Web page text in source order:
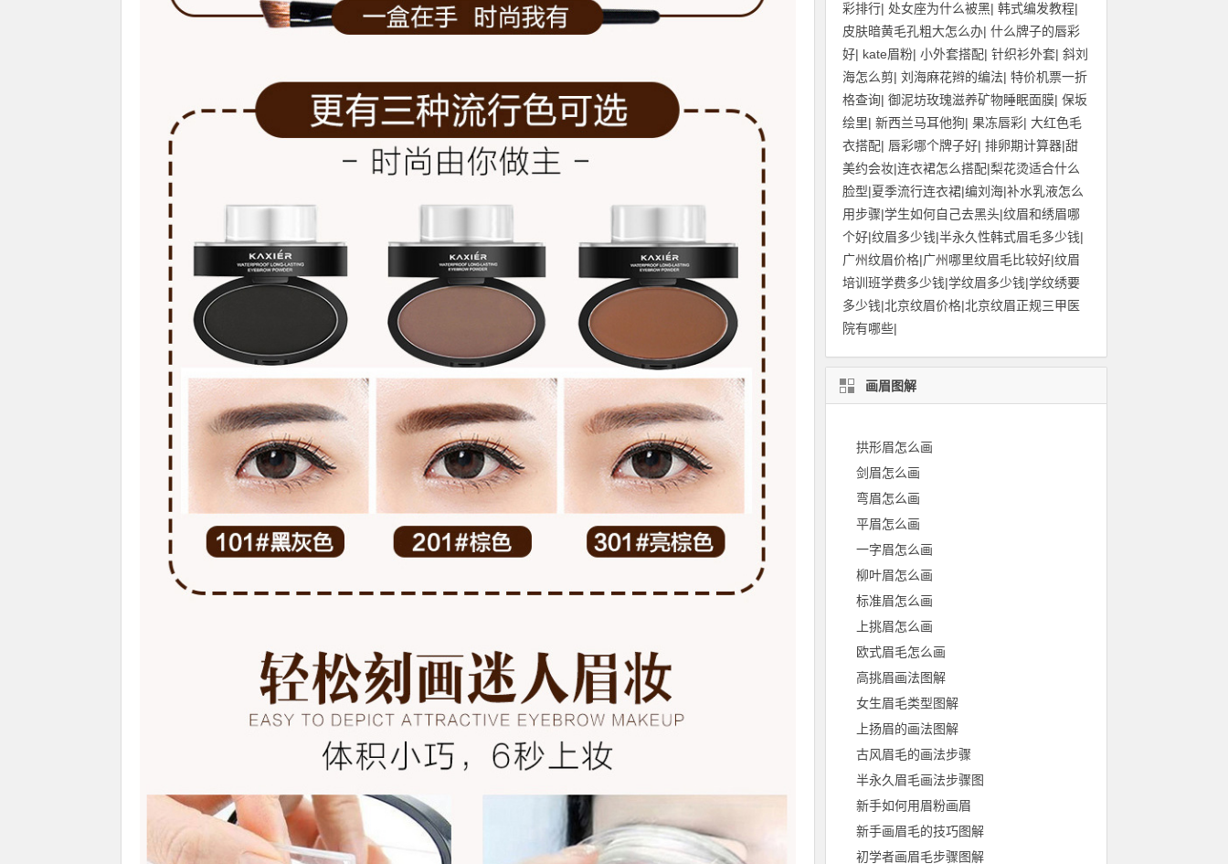
彩排行| 处女座为什么被黑|韩式编发教程|
皮肤暗黄毛孔粗大怎么办|什么牌子的唇彩
好| kate眉粉|小外套搭配|针织衫外套|斜刘
海怎么剪|刘海麻花辫的编法|特价机票一折
格查询|御泥坊玫瑰滋养矿物睡眠面膜|保坂
绘里|新西兰马耳他狗|果冻唇彩|大红色毛
衣搭配| 唇彩哪个牌子好|排卵期计算器|甜
美约会妆|连衣裙怎么搭配|梨花烫适合什么
脸型|夏季流行连衣裙|编刘海|补水乳液怎么
用步骤|学生如何自己去黑头|纹眉和绣眉哪
个好|纹眉多少钱|半永久性韩式眉毛多少钱|
广州纹眉价格|广州哪里纹眉毛比较好|纹眉
培训班学费多少钱|学纹眉多少钱|学纹绣要
多少钱|北京纹眉价格|北京纹眉正规三甲医
院有哪些|
画眉图解
拱形眉怎么画
剑眉怎么画
弯眉怎么画
平眉怎么画
一字眉怎么画
柳叶眉怎么画
标准眉怎么画
上挑眉怎么画
欧式眉毛怎么画
高挑眉画法图解
女生眉毛类型图解
上扬眉的画法图解
古风眉毛的画法步骤
半永久眉毛画法步骤图
新手如何用眉粉画眉
新手画眉毛的技巧图解
初学者画眉毛步骤图解